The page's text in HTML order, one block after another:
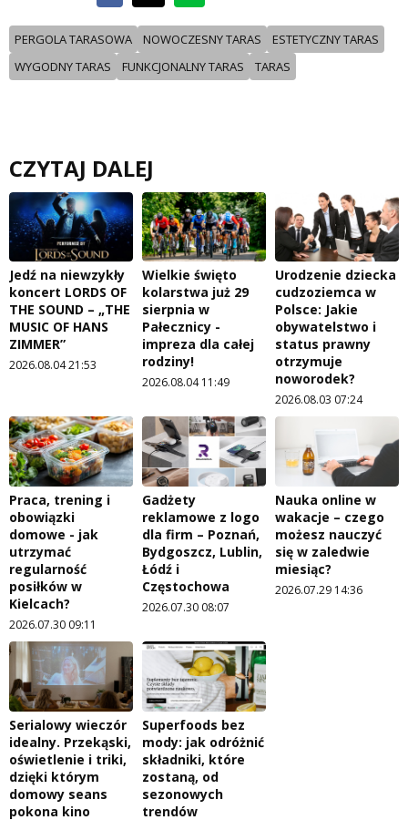
PERGOLA TARASOWA NOWOCZESNY TARAS
ESTETYCZNY TARAS
WYGODNY TARAS
FUNKCJONALNY TARAS TARAS
CZYTAJ DALEJ
Jedź na niewzykły
koncert LORDS OF
THE SOUND – „THE
MUSIC OF HANS
ZIMMER”
2026.08.04 21:53
Wielkie święto
kolarstwa już 29
sierpnia w
Pałecznicy -
impreza dla całej
rodziny!
2026.08.04 11:49
Urodzenie dziecka
cudzoziemca w
Polsce: Jakie
obywatelstwo i
status prawny
otrzymuje
noworodek?
2026.08.03 07:24
Praca, trening i
obowiązki
domowe - jak
utrzymać
regularność
posiłków w
Kielcach?
2026.07.30 09:11
Gadżety
reklamowe z logo
dla firm – Poznań,
Bydgoszcz, Lublin,
Łódź i
Częstochowa
2026.07.30 08:07
Nauka online w
wakacje – czego
możesz nauczyć
się w zaledwie
miesiąc?
2026.07.29 14:36
Serialowy wieczór
idealny. Przekąski,
oświetlenie i triki,
dzięki którym
domowy seans
pokona kino
Superfoods bez
mody: jak odróżnić
składniki, które
zostaną, od
sezonowych
trendów